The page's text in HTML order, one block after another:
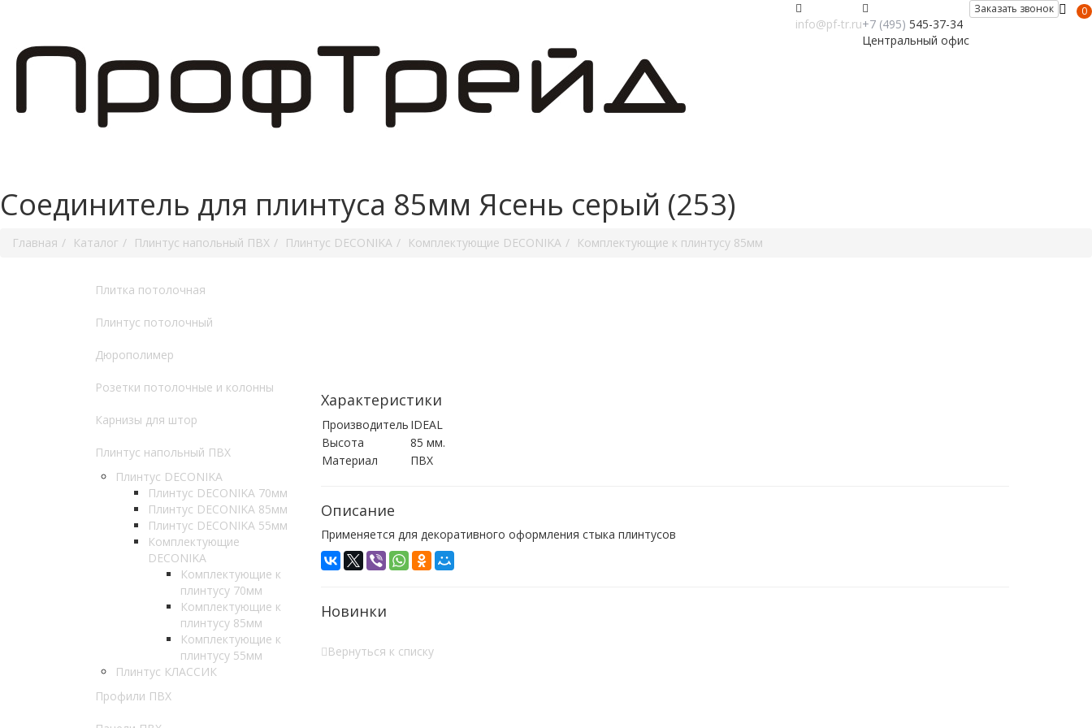
0
Заказать звонок
+7 (495) 545-37-34
Центральный офис
info@pf-tr.ru
Соединитель для плинтуса 85мм Ясень серый (253)
Главная Каталог Плинтус напольный ПВХ Плинтус DECONIKA Комплектующие DECONIKA Комплектующие к плинтусу 85мм
Плитка потолочная
Плинтус потолочный
Дюрополимер
Розетки потолочные и колонны
Карнизы для штор
Плинтус напольный ПВХ
Плинтус DECONIKA
Плинтус DECONIKA 70мм
Плинтус DECONIKA 85мм
Плинтус DECONIKA 55мм
Комплектующие
DECONIKA
Комплектующие к
плинтусу 70мм
Комплектующие к
плинтусу 85мм
Комплектующие к
плинтусу 55мм
Плинтус КЛАССИК
Профили ПВХ
Характеристики
Производитель IDEAL
Высота
85 мм.
Материал
ПВХ
Описание
Применяется для декоративного оформления стыка плинтусов
Новинки
Вернуться к списку